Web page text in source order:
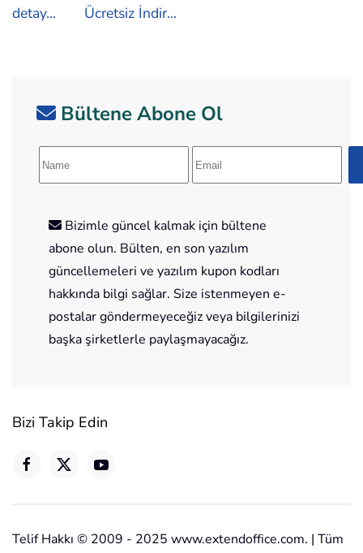
detay...
Ücretsiz İndir...
Bültene Abone Ol
Bizimle güncel kalmak için bültene
abone olun. Bülten, en son yazılım
güncellemeleri ve yazılım kupon kodları
hakkında bilgi sağlar. Size istenmeyen e-
postalar göndermeyeceğiz veya bilgilerinizi
başka şirketlerle paylaşmayacağız.
Bizi Takip Edin
Telif Hakkı © 2009 - 2025 www.extendoffice.com. | Tüm